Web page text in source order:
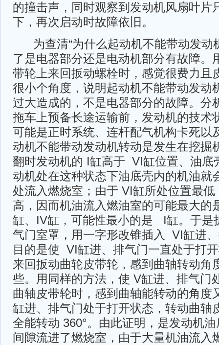
的撞击声，同时观察到发动机风扇叶片
下，再次启动时故障依旧。
为查清“为什么起动机不能带动发动
了是电器部分还是电动机部分有故障。
带轮上来回扳动螺栓时，感觉很费力且
很小个角度，说明起动机不能带动发动
过大造成的，不是电器部分的故障。分
拖车上预备长途运输前，发动机的技术
可能是正时系统、连杆配气机构卡死以
动机不能带动发动机转动是发生在挖掘
翻时发动机的 I缸高于 VI缸位置、油底
动机处在这种状态下油底壳内的机油就
处流入燃烧室；由于 VI缸所处位置最
高，因而机油流入燃油室的可能最大
缸、IV缸，可能性最小的是 I缸。于是
气门室罩，用一字形改锥插入 VI缸进
目的是使 VI缸进、排气门一直处于打
来回扳动曲轮皮带轮，感到曲轴转动角
些。用同样的方法，使 V缸进、排气门
曲轴皮带轮时，感到曲轴能转动的角
缸进、排气门处于打开状态，转动曲轴
全能转动 360°。由此证明，是发动机
间隙流进了燃烧室，由于大量机油流入